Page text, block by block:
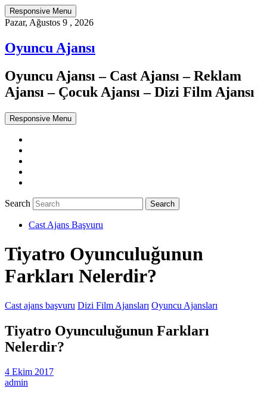
Responsive Menu
Pazar, Ağustos 9 , 2026
Oyuncu Ajansı
Oyuncu Ajansı – Cast Ajansı – Reklam
Ajansı – Çocuk Ajansı – Dizi Film Ajansı
Responsive Menu
Search
Cast Ajans Başvuru
Tiyatro Oyunculuğunun
Farkları Nelerdir?
Cast ajans başvuru Dizi Film Ajansları Oyuncu Ajansları
Tiyatro Oyunculuğunun Farkları
Nelerdir?
4 Ekim 2017
admin